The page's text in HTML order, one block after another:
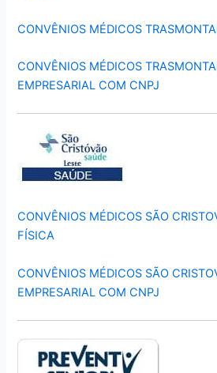
CONVÊNIOS MÉDICOS
CONVÊNIOS MÉDICOS
EMPRESARIAL COM CNPJ
CONVÊNIOS MÉDICOS SÃO
FÍSICA
CONVÊNIOS MÉDICOS SÃO
EMPRESARIAL COM CNPJ